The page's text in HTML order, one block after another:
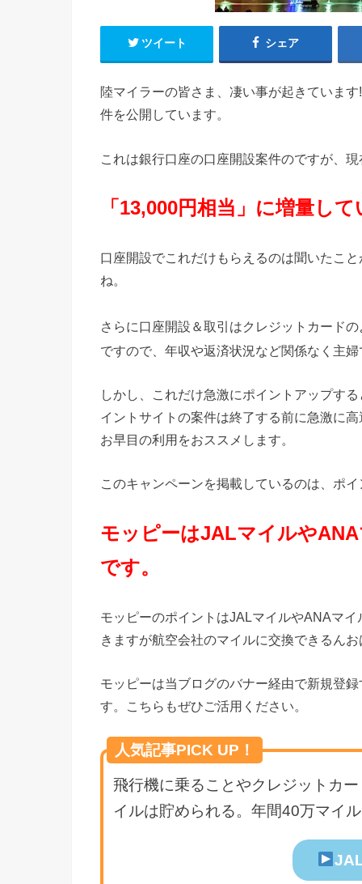
ツイート シェア
陸マイラーの皆さま、凄い事が起きていま
件を公開しています。
これは銀行口座の口座開設案件のですが、
「13,000円相当」に増量し
口座開設でこれだけもらえるのは聞いたこ
ね。
さらに口座開設＆取引はクレジットカード
ですので、年収や返済状況など関係なく主
しかし、これだけ急激にポイントアップす
イントサイトの案件は終了する前に急激に
お早目の利用をおススメします。
このキャンペーンを掲載しているのは、ポ
モッピーはJALマイルや
です。
モッピーのポイントはJALマイルやANAマ
きますが航空会社のマイルに交換できるん
モッピーは当ブログのバナー経由で新規登
す。こちらもぜひご活用ください。
人気記事PICK UP！
飛行機に乗ることやクレジットカ
イルは貯められる。年間40万マイ